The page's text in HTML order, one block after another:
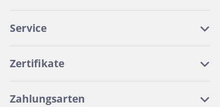
Service
Zertifikate
Zahlungsarten